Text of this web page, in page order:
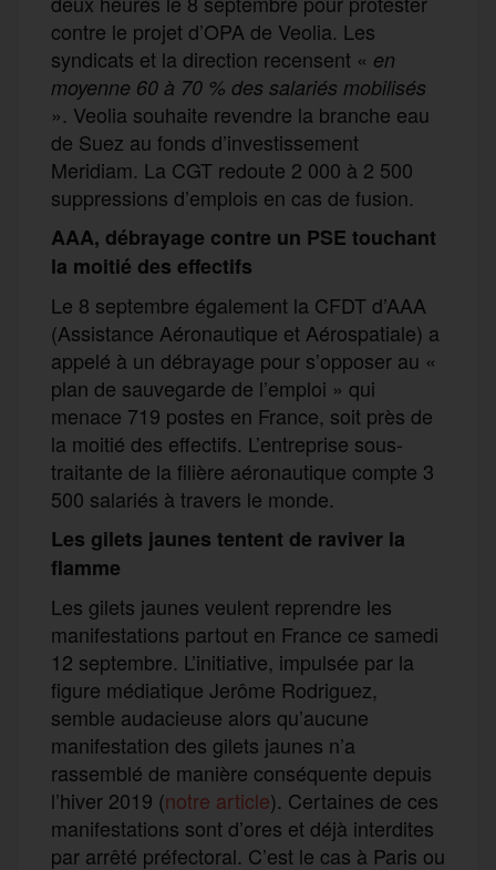
contre le projet d’OPA de Veolia. Les
syndicats et la direction recensent « en
moyenne 60 à 70 % des salariés mobilisés
». Veolia souhaite revendre la branche eau
de Suez au fonds d’investissement
Meridiam. La CGT redoute 2 000 à 2 500
suppressions d’emplois en cas de fusion.
AAA, débrayage contre un PSE touchant
la moitié des effectifs
Le 8 septembre également la CFDT d’AAA
(Assistance Aéronautique et Aérospatiale) a
appelé à un débrayage pour s’opposer au «
plan de sauvegarde de l’emploi » qui
menace 719 postes en France, soit près de
la moitié des effectifs. L’entreprise sous-
traitante de la filière aéronautique compte 3
500 salariés à travers le monde.
Les gilets jaunes tentent de raviver la
flamme
Les gilets jaunes veulent reprendre les
manifestations partout en France ce samedi
12 septembre. L’initiative, impulsée par la
figure médiatique Jerôme Rodriguez,
semble audacieuse alors qu’aucune
manifestation des gilets jaunes n’a
rassemblé de manière conséquente depuis
l’hiver 2019 (notre article). Certaines de ces
manifestations sont d’ores et déjà interdites
par arrêté préfectoral. C’est le cas à Paris ou